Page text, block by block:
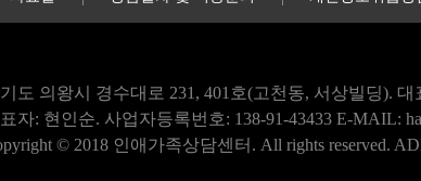
도 의왕시 경수대로 231, 401호(고천동, 서상빌딩). 대
자: 현인순. 사업자등록번호: 138-91-43433 E-MAIL:
© 2018 인애가족상담센터. All rights reserved.